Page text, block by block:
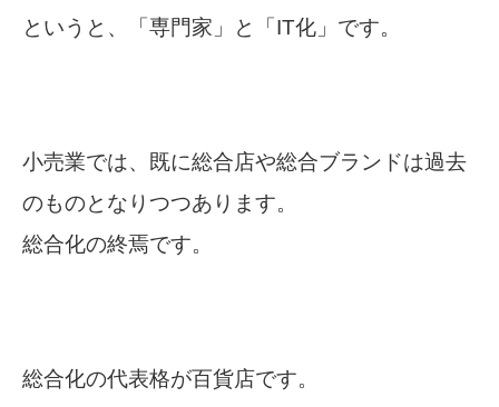
というと、
「専門家」と「IT化」です。
小売業では、既に総合店や総合ブランドは過去
のものとなりつつあります。
総合化の終焉です。
総合化の代表格が百貨店です。